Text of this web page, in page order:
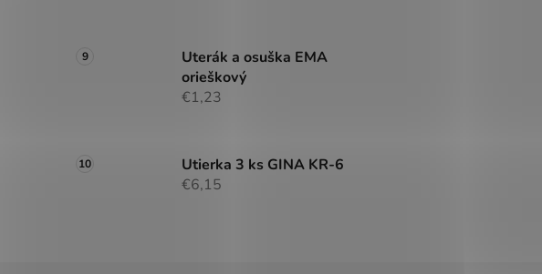
Uterák a osuška EMA
orieškový
€1,23
Utierka 3 ks GINA KR-6
€6,15